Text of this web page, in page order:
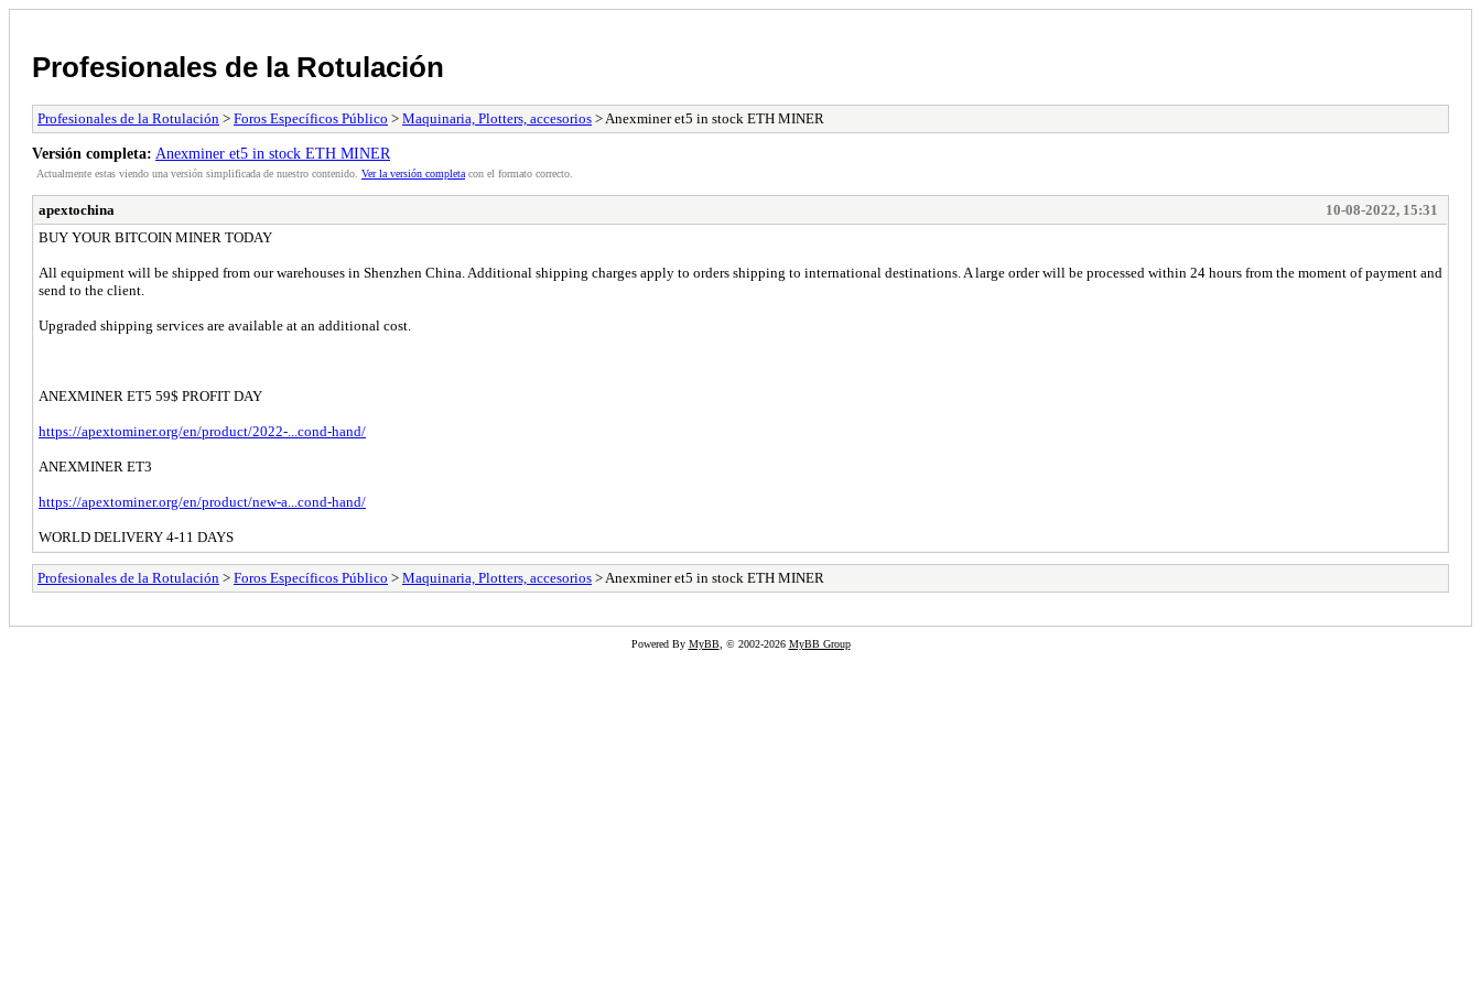
Profesionales de la Rotulación
Profesionales de la Rotulación > Foros Específicos Público > Maquinaria, Plotters, accesorios > Anexminer et5 in stock ETH MINER
Versión completa: Anexminer et5 in stock ETH MINER
Actualmente estas viendo una versión simplificada de nuestro contenido. Ver la versión completa con el formato correcto.
apextochina
10-08-2022, 15:31
BUY YOUR BITCOIN MINER TODAY
All equipment will be shipped from our warehouses in Shenzhen China. Additional shipping charges apply to orders shipping to international destinations. A large order will be processed within 24 hours from the moment of payment and
send to the client.
Upgraded shipping services are available at an additional cost.
ANEXMINER ET5 59$ PROFIT DAY
https://apextominer.org/en/product/2022-...cond-hand/
ANEXMINER ET3
https://apextominer.org/en/product/new-a...cond-hand/
WORLD DELIVERY 4-11 DAYS
Profesionales de la Rotulación > Foros Específicos Público > Maquinaria, Plotters, accesorios > Anexminer et5 in stock ETH MINER
Powered By MyBB, © 2002-2026 MyBB Group